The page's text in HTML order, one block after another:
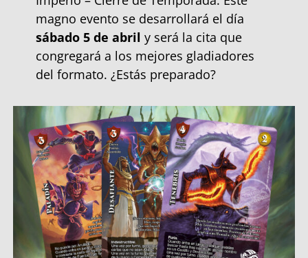
magno evento se desarrollará el día
sábado 5 de abril y será la cita que
congregará a los mejores gladiadores
del formato. ¿Estás preparado?